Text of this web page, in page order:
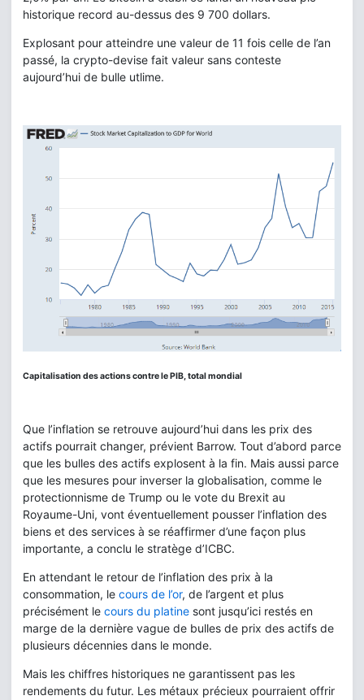
historique record au-dessus des 9 700 dollars.
Explosant pour atteindre une valeur de 11 fois celle de l’an
passé, la crypto-devise fait valeur sans conteste
aujourd’hui de bulle utlime.
Capitalisation des actions contre le PIB, total mondial
Que l’inflation se retrouve aujourd’hui dans les prix des
actifs pourrait changer, prévient Barrow. Tout d’abord parce
que les bulles des actifs explosent à la fin. Mais aussi parce
que les mesures pour inverser la globalisation, comme le
protectionnisme de Trump ou le vote du Brexit au
Royaume-Uni, vont éventuellement pousser l’inflation des
biens et des services à se réaffirmer d’une façon plus
importante, a conclu le stratège d’ICBC.
En attendant le retour de l’inflation des prix à la
consommation, le cours de l’or, de l’argent et plus
précisément le cours du platine sont jusqu’ici restés en
marge de la dernière vague de bulles de prix des actifs de
plusieurs décennies dans le monde.
Mais les chiffres historiques ne garantissent pas les
rendements du futur. Les métaux précieux pourraient offrir